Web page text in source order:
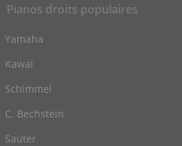
Pianos droits populaires
Yamaha
Kawai
Schimmel
C. Bechstein
Sauter